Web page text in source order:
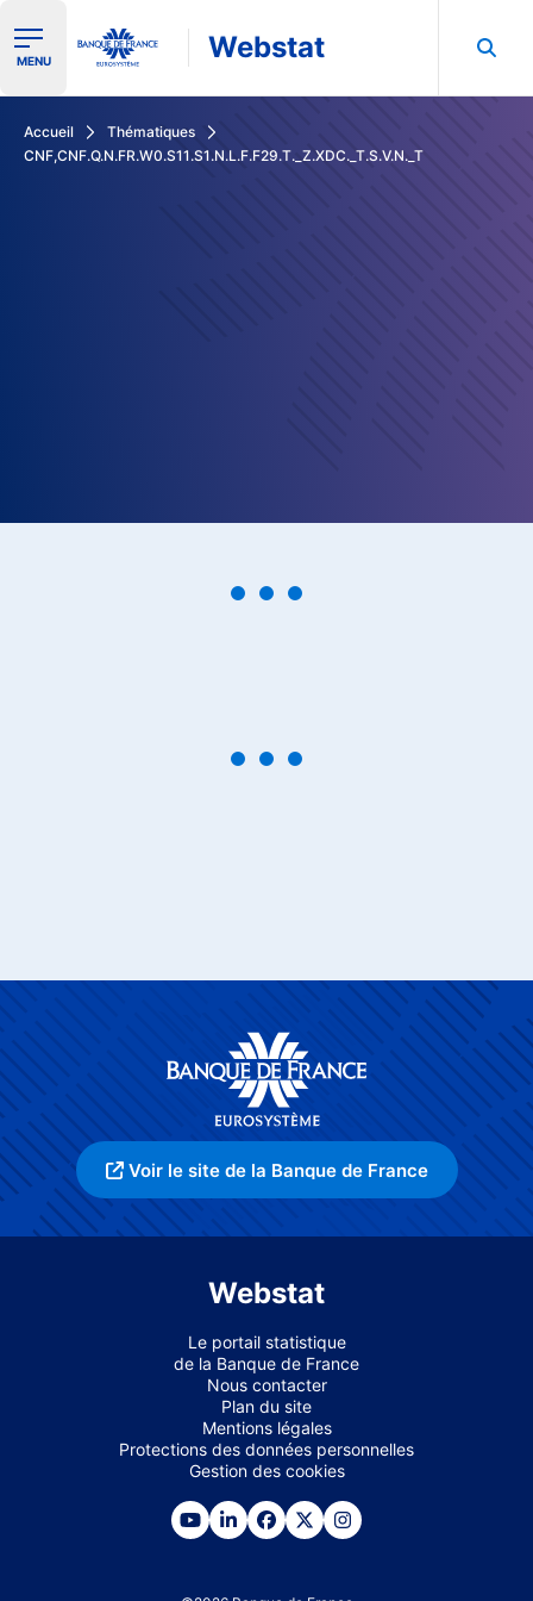
Ouvrir le menu de navigation
MENU Webstat
Accueil
Thématiques
CNF,CNF.Q.N.FR.W0.S11.S1.N.L.F.F29.T._Z.XDC._T.S.V.N._T
Voir le site de la Banque de France
Webstat
Le portail statistique
de la Banque de France
Nous contacter
Plan du site
Mentions légales
Protections des données personnelles
Gestion des cookies